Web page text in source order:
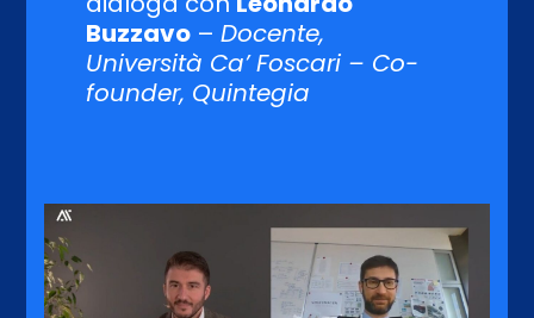
Buzzavo –Docente,
Università Ca’ Foscari – Co-
founder, Quintegia